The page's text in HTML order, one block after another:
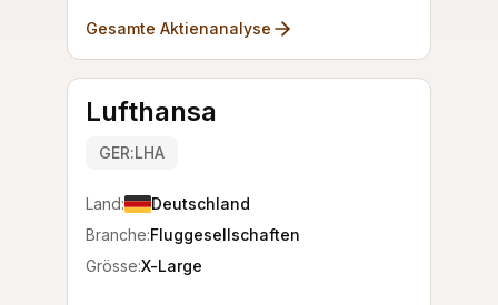
Gesamte Aktienanalyse
Lufthansa
GER:LHA
Land:
Deutschland
Branche:Fluggesellschaften
Grösse:X-Large